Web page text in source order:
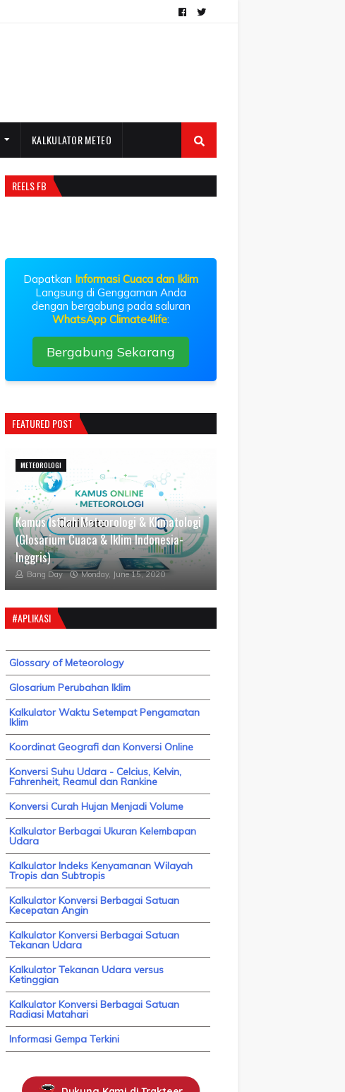
KALKULATOR METEO
REELS FB
Dapatkan Informasi Cuaca dan Iklim
Langsung di Genggaman Anda
dengan bergabung pada saluran
WhatsApp Climate4life:
Bergabung Sekarang
FEATURED POST
METEOROLOGI
Kamus Istilah Meteorologi & Klimatologi
(Glosarium Cuaca & Iklim Indonesia-
Inggris)
Bang Day Monday, June 15, 2020
#APLIKASI
Glossary of Meteorology
Glosarium Perubahan Iklim
Kalkulator Waktu Setempat Pengamatan
Iklim
Koordinat Geografi dan Konversi Online
Konversi Suhu Udara - Celcius, Kelvin,
Fahrenheit, Reamul dan Rankine
Konversi Curah Hujan Menjadi Volume
Kalkulator Berbagai Ukuran Kelembapan
Udara
Kalkulator Indeks Kenyamanan Wilayah
Tropis dan Subtropis
Kalkulator Konversi Berbagai Satuan
Kecepatan Angin
Kalkulator Konversi Berbagai Satuan
Tekanan Udara
Kalkulator Tekanan Udara versus
Ketinggian
Kalkulator Konversi Berbagai Satuan
Radiasi Matahari
Informasi Gempa Terkini